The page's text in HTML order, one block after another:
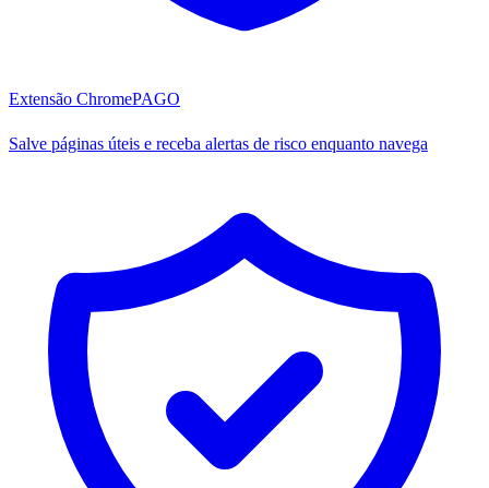
Extensão ChromePAGO
Salve páginas úteis e receba alertas de risco enquanto navega